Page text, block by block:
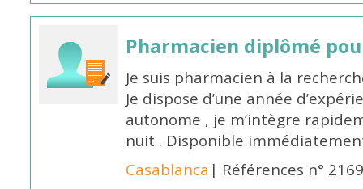
Pharmacien diplômé
Je suis pharmacien à la
Je dispose d’une année
autonome , je m’intègre
nuit . Disponible
Casablanca | Références n°